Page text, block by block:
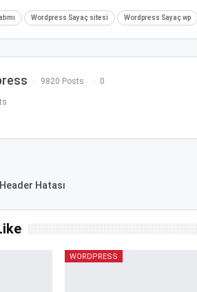
Wordpress Sayaç sitesi Wordpress Sayaç wp
9820 Posts 0
Hatası
WORDPRESS